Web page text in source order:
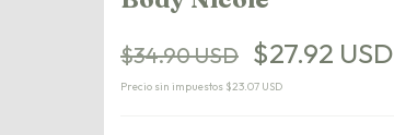
$34.90 USD $27.92 USD
Precio sin impuestos $23.07 USD